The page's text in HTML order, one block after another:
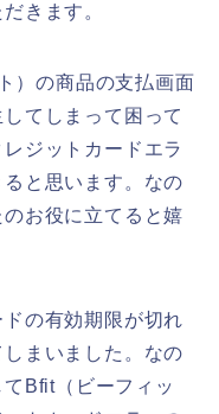
きます。
）の商品の支払画面
てしまって困って
ジットカードエラ
と思います。なの
お役に立てると嬉
の有効期限が切れ
まいました。なの
Bfit（ビーフィッ